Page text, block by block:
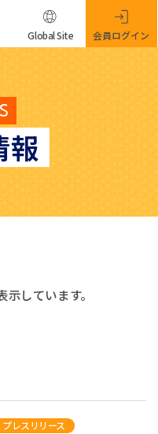
報
Global Site 会員ログイン
しています。
プレスリリース